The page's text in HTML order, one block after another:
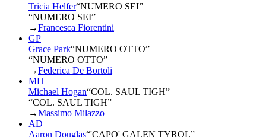
Tricia Helfer“NUMERO SEI”
“NUMERO SEI”
→Francesca Fiorentini
GP
Grace Park“NUMERO OTTO”
“NUMERO OTTO”
→Federica De Bortoli
MH
Michael Hogan“COL. SAUL TIGH”
“COL. SAUL TIGH”
→Massimo Milazzo
AD
Aaron Douglas“'CAPO' GALEN TYROL”